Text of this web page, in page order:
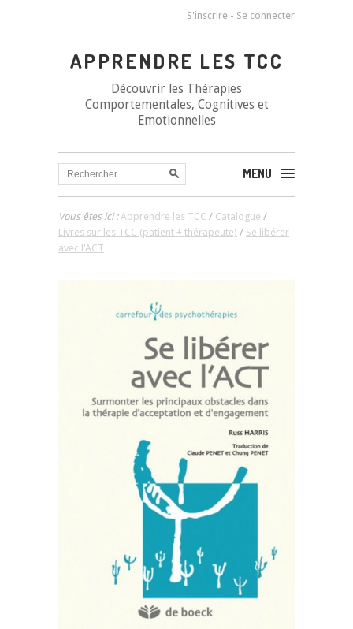
S'inscrire - Se connecter
APPRENDRE LES TCC
Découvrir les Thérapies
Comportementales, Cognitives et
Emotionnelles
MENU
Vous êtes ici :Apprendre les TCC / Catalogue /
Livres sur les TCC (patient + thérapeute) / Se libérer
avec l'ACT